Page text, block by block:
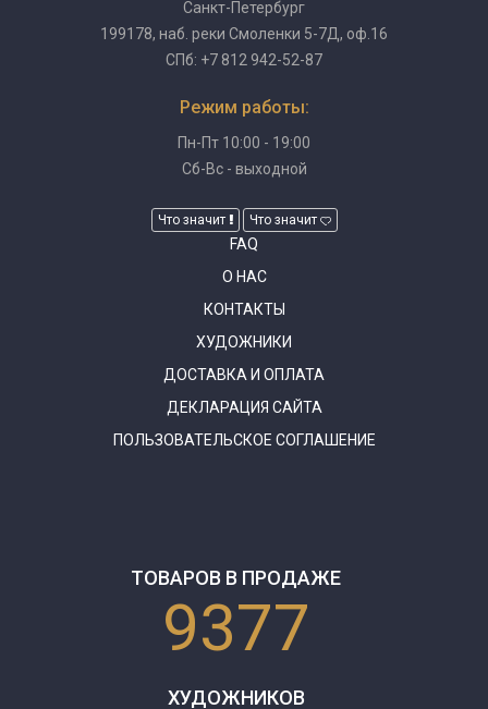
Санкт-Петербург
199178, наб. реки Смоленки 5-7Д, оф.16
СПб: +7 812 942-52-87
Режим работы:
Пн-Пт 10:00 - 19:00
Сб-Вс - выходной
Что значит Что значит
FAQ
О НАС
КОНТАКТЫ
ХУДОЖНИКИ
ДОСТАВКА И ОПЛАТА
ДЕКЛАРАЦИЯ САЙТА
ПОЛЬЗОВАТЕЛЬСКОЕ СОГЛАШЕНИЕ
ТОВАРОВ В ПРОДАЖЕ
9377
ХУДОЖНИКОВ